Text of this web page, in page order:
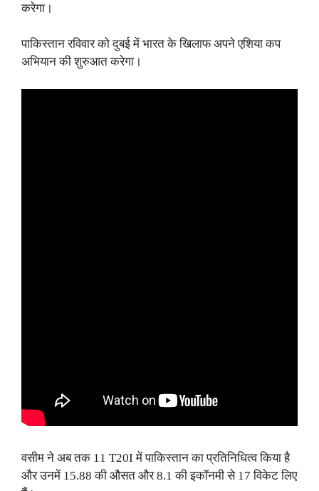
करेगा।
पाकिस्तान रविवार को दुबई में भारत के खिलाफ अपने एशिया कप
अभियान की शुरुआत करेगा।
वसीम ने अब तक 11 T20I में पाकिस्तान का प्रतिनिधित्व किया है
और उनमें 15.88 की औसत और 8.1 की इकॉनमी से 17 विकेट लिए